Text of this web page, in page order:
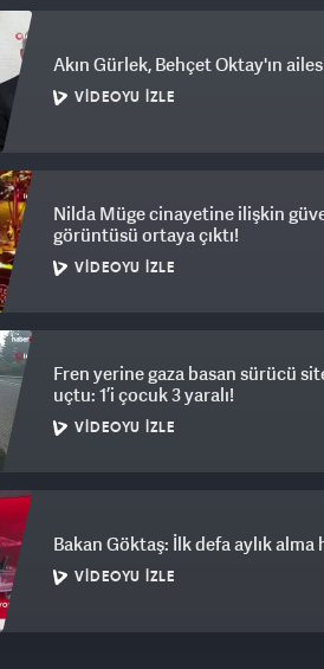
Akın Gürlek, Behçet Oktay'ın
VIDEOYU İZLE
Nilda Müge cinayetine ilişkin
görüntüsü ortaya çıktı!
VIDEOYU İZLE
Fren yerine gaza basan sürücü
uçtu: 1’i çocuk 3 yaralı!
VIDEOYU İZLE
Bakan Göktaş: İlk defa aylık alma
VIDEOYU İZLE